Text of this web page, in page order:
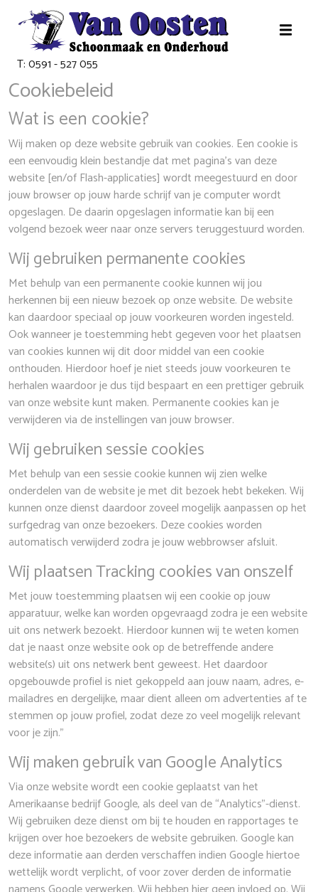
T: 0591 - 527 055
Cookiebeleid
Wat is een cookie?
Wij maken op deze website gebruik van cookies. Een cookie is
een eenvoudig klein bestandje dat met pagina’s van deze
website [en/of Flash-applicaties] wordt meegestuurd en door
jouw browser op jouw harde schrijf van je computer wordt
opgeslagen. De daarin opgeslagen informatie kan bij een
volgend bezoek weer naar onze servers teruggestuurd worden.
Wij gebruiken permanente cookies
Met behulp van een permanente cookie kunnen wij jou
herkennen bij een nieuw bezoek op onze website. De website
kan daardoor speciaal op jouw voorkeuren worden ingesteld.
Ook wanneer je toestemming hebt gegeven voor het plaatsen
van cookies kunnen wij dit door middel van een cookie
onthouden. Hierdoor hoef je niet steeds jouw voorkeuren te
herhalen waardoor je dus tijd bespaart en een prettiger gebruik
van onze website kunt maken. Permanente cookies kan je
verwijderen via de instellingen van jouw browser.
Wij gebruiken sessie cookies
Met behulp van een sessie cookie kunnen wij zien welke
onderdelen van de website je met dit bezoek hebt bekeken. Wij
kunnen onze dienst daardoor zoveel mogelijk aanpassen op het
surfgedrag van onze bezoekers. Deze cookies worden
automatisch verwijderd zodra je jouw webbrowser afsluit.
Wij plaatsen Tracking cookies van onszelf
Met jouw toestemming plaatsen wij een cookie op jouw
apparatuur, welke kan worden opgevraagd zodra je een website
uit ons netwerk bezoekt. Hierdoor kunnen wij te weten komen
dat je naast onze website ook op de betreffende andere
website(s) uit ons netwerk bent geweest. Het daardoor
opgebouwde profiel is niet gekoppeld aan jouw naam, adres, e-
mailadres en dergelijke, maar dient alleen om advertenties af te
stemmen op jouw profiel, zodat deze zo veel mogelijk relevant
voor je zijn.”
Wij maken gebruik van Google Analytics
Via onze website wordt een cookie geplaatst van het
Amerikaanse bedrijf Google, als deel van de “Analytics”-dienst.
Wij gebruiken deze dienst om bij te houden en rapportages te
krijgen over hoe bezoekers de website gebruiken. Google kan
deze informatie aan derden verschaffen indien Google hiertoe
wettelijk wordt verplicht, of voor zover derden de informatie